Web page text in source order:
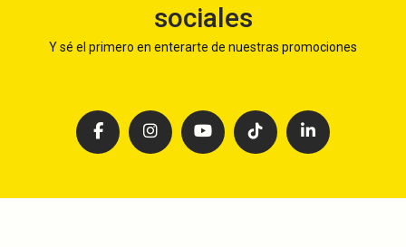
sociales
Y sé el primero en enterarte de nuestras promociones